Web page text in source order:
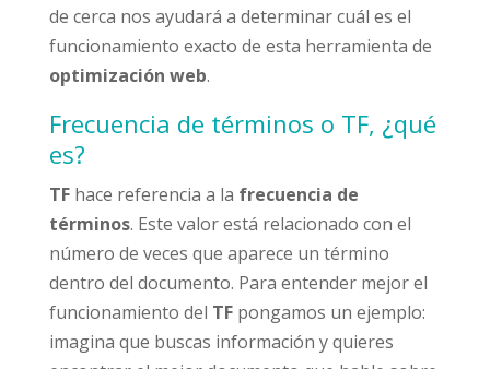
de cerca nos ayudará a determinar cuál es el
funcionamiento exacto de esta herramienta de
optimización web.
Frecuencia de términos o TF, ¿qué
es?
TF hace referencia a la frecuencia de
términos. Este valor está relacionado con el
número de veces que aparece un término
dentro del documento. Para entender mejor el
funcionamiento del TFpongamos un ejemplo:
imagina que buscas información y quieres